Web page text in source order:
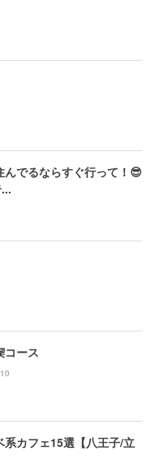
んでるならすぐ行って！😎
コース
10
系カフェ15選【八王子/立